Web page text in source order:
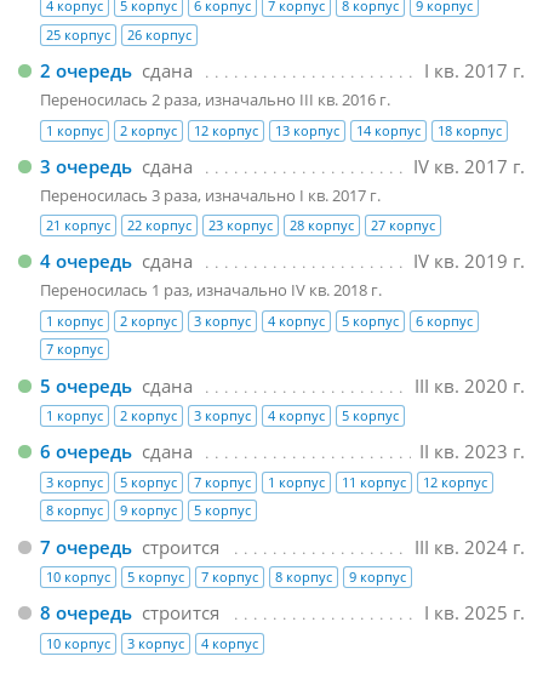
4 корпус
5 корпус 6 корпус 7 корпус 8 корпус
9 корпус
25 корпус
26 корпус
I кв. 2017 г.
2 очередь сдана
Переносилась 2 раза, изначально III кв. 2016 г.
1 корпус 2 корпус 12 корпус 13 корпус 14 корпус 18 корпус
IV кв. 2017 г.
3 очередь сдана
Переносилась 3 раза, изначально I кв. 2017 г.
21 корпус 22 корпус 23 корпус 28 корпус 27 корпус
IV кв. 2019 г.
4 очередь сдана
Переносилась 1 раз, изначально IV кв. 2018 г.
1 корпус 2 корпус 3 корпус 4 корпус 5 корпус
6 корпус
7 корпус
III кв. 2020 г.
5 очередь сдана
1 корпус 2 корпус 3 корпус 4 корпус 5 корпус
II кв. 2023 г.
6 очередь сдана
3 корпус 5 корпус 7 корпус 1 корпус 11 корпус
12 корпус
8 корпус
9 корпус 5 корпус
III кв. 2024 г.
7 очередь строится
10 корпус 5 корпус 7 корпус 8 корпус 9 корпус
I кв. 2025 г.
8 очередь строится
10 корпус 3 корпус 4 корпус